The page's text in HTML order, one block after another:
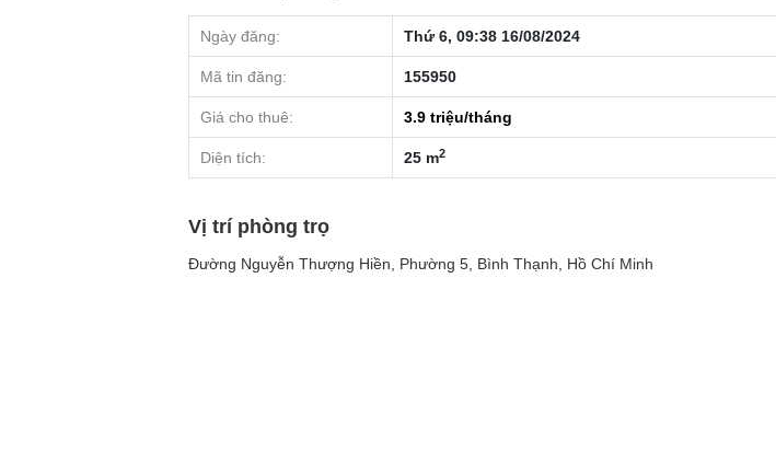
Ngày đăng: Thứ 6, 09:38 16/08/2024
Mã tin đăng: 155950
Giá cho thuê: 3.9 triệu/tháng
Diện tích: 25 m2
Vị trí phòng trọ
Đường Nguyễn Thượng Hiền, Phường 5, Bình Thạnh, Hồ Chí Minh